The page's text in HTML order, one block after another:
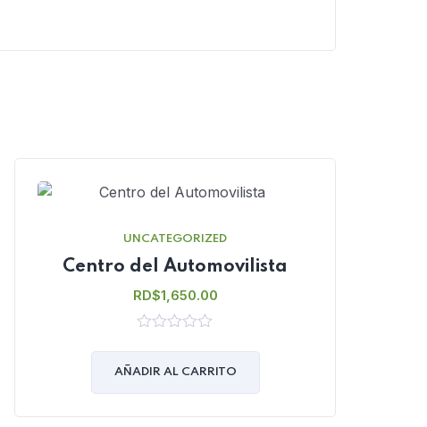
UNCATEGORIZED
Centro del Automovilista
RD$1,650.00
of
AÑADIR AL CARRITO